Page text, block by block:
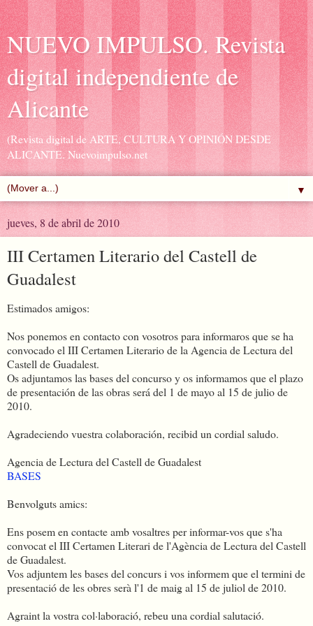
NUEVO IMPULSO. Revista
digital independiente de
Alicante
(Revista digital de ARTE, CULTURA Y OPINIÓN DESDE
ALICANTE. Nuevoimpulso.net
▼
jueves, 8 de abril de 2010
III Certamen Literario del Castell de
Guadalest
Estimados amigos:
Nos ponemos en contacto con vosotros para informaros que se ha
convocado el III Certamen Literario de la Agencia de Lectura del
Castell de Guadalest.
Os adjuntamos las bases del concurso y os informamos que el plazo
de presentación de las obras será del 1 de mayo al 15 de julio de
2010.
Agradeciendo vuestra colaboración, recibid un cordial saludo.
Agencia de Lectura del Castell de Guadalest
BASES
Benvolguts amics:
Ens posem en contacte amb vosaltres per informar-vos que s'ha
convocat el III Certamen Literari de l'Agència de Lectura del Castell
de Guadalest.
Vos adjuntem les bases del concurs i vos informem que el termini de
presentació de les obres serà l'1 de maig al 15 de juliol de 2010.
Agraint la vostra col·laboració, rebeu una cordial salutació.